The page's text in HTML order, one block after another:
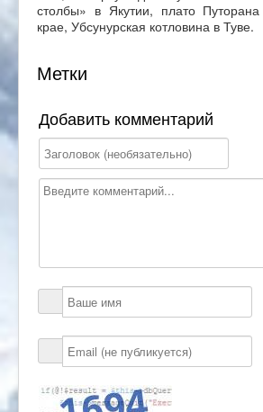
столбы» в Якутии, плато
крае, Убсунурская котловина в Туве.
Метки
Добавить комментарий